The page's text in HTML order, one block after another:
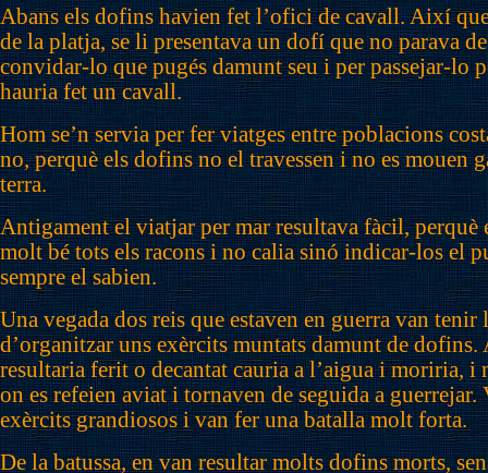
Abans els dofins havien fet l’ofici de cavall. Així
de la platja, se li presentava un dofí que no parava
convidar-lo que pugés damunt seu i per passejar-lo
hauria fet un cavall.
Hom se’n servia per fer viatges entre poblacions
no, perquè els dofins no el travessen i no es mouen
terra.
Antigament el viatjar per mar resultava fàcil,
molt bé tots els racons i no calia sinó indicar-los el
sempre el sabien.
Una vegada dos reis que estaven en guerra van tenir
d’organitzar uns exèrcits muntats damunt de
resultaria ferit o decantat cauria a l’aigua i moriria, i
on es refeien aviat i tornaven de seguida a guerrejar.
exèrcits grandiosos i van fer una batalla molt forta.
De la batussa, en van resultar molts dofins morts,